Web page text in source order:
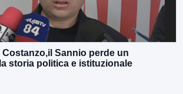
Costanzo,il Sannio perde un
storia politica e istituzionale